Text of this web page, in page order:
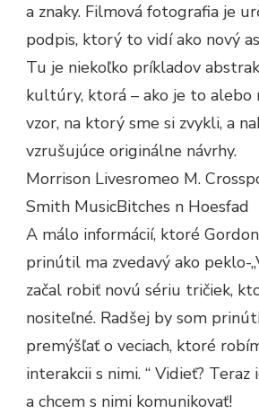
a znaky. Filmová fotografia je
podpis, ktorý to vidí ako nový
Tu je niekoľko príkladov
kultúry, ktorá – ako je to alebo
vzor, ​​na ktorý sme si zvykli, a
vzrušujúce originálne návrhy.
Morrison Livesromeo M.
Smith MusicBitches n Hoesfad
A málo informácií, ktoré
prinútil ma zvedavý ako peklo-
začal robiť novú sériu tričiek,
nositeľné. Radšej by som
premýšľať o veciach, ktoré
interakcii s nimi. “ Vidieť?
a chcem s nimi komunikovať!